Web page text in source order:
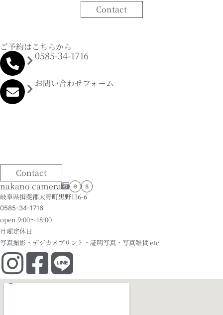
Contact
0585-34-1716
ご予約はこちらから
お問い合わせフォーム
Contact
nakano camera
e s
岐阜県揖斐郡大野町黒野136-6
0585-34-1716
open 9:00～18:00
月曜定休日
写真撮影・デジカメプリント・証明写真・写真雑貨 etc